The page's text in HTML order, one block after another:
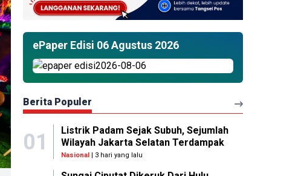
ePaper Edisi 06 Agustus 2026
Berita Populer
01
Listrik Padam Sejak Subuh, Sejumlah
Wilayah Jakarta Selatan Terdampak
Nasional | 3 hari yang lalu